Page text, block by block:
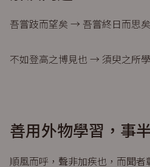
吾嘗跂而望矣 → 吾嘗終日而思
不如登高之博見也 → 須臾之所
善用外物學習，事
順風而呼，聲非加疾也，而聞者